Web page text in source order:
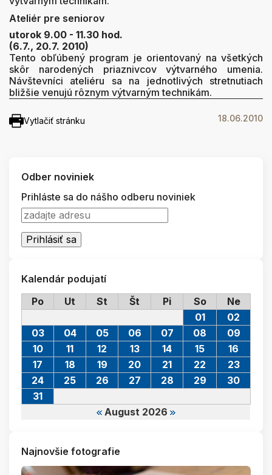
Ateliér pre seniorov
utorok 9.00 - 11.30 hod.
(6.7., 20.7. 2010)
Tento obľúbený program je orientovaný na všetkých
skôr narodených priaznivcov výtvarného umenia.
Návštevníci ateliéru sa na jednotlivých stretnutiach
bližšie venujú rôznym výtvarným technikám.
Vytlačiť stránku 18.06.2010
Odber noviniek
Prihláste sa do nášho odberu noviniek
Kalendár podujatí
Po
Ut St Št Pi So Ne
August 2026
01
02
03
04 05 06 07 08
09
10
11 12 13 14 15
16
17
18 19 20 21 22
23
24
25 26 27 28 29
30
31
Najnovšie fotografie